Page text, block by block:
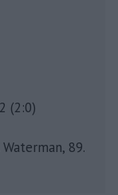
(2:0)
89.